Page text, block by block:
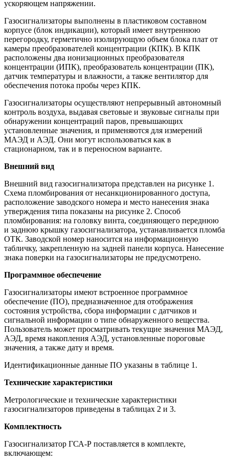
ускоряющем напряжении.
Газосигнализаторы выполнены в пластиковом составном
корпусе (блок индикации), который имеет внутреннюю
перегородку, герметично изолирующую объем блока плат от
камеры преобразователей концентрации (КПК). В КПК
расположены два ионизационных преобразователя
концентрации (ИПК), преобразователь концентрации (ПК),
датчик температуры и влажности, а также вентилятор для
обеспечения потока пробы через КПК.
Газосигнализаторы осуществляют непрерывный автономный
контроль воздуха, выдавая световые и звуковые сигналы при
обнаружении концентраций паров, превышающих
установленные значения, и применяются для измерений
МАЭД и АЭД. Они могут использоваться как в
стационарном, так и в переносном варианте.
Внешний вид
Внешний вид газосигнализатора представлен на рисунке 1.
Схема пломбирования от несанкционированного доступа,
расположение заводского номера и место нанесения знака
утверждения типа показаны на рисунке 2. Способ
пломбирования: на головку винта, соединяющего переднюю
и заднюю крышку газосигнализатора, устанавливается пломба
ОТК. Заводской номер наносится на информационную
табличку, закрепленную на задней панели корпуса. Нанесение
знака поверки на газосигнализаторы не предусмотрено.
Программное обеспечение
Газосигнализаторы имеют встроенное программное
обеспечение (ПО), предназначенное для отображения
состояния устройства, сбора информации с датчиков и
сигнальной информации о типе обнаруженного вещества.
Пользователь может просматривать текущие значения МАЭД,
АЭД, время накопления АЭД, установленные пороговые
значения, а также дату и время.
Идентификационные данные ПО указаны в таблице 1.
Технические характеристики
Метрологические и технические характеристики
газосигнализаторов приведены в таблицах 2 и 3.
Комплектность
Газосигнализатор ГСА-Р поставляется в комплекте,
включающем: